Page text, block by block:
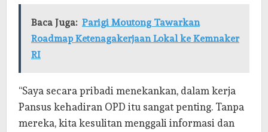
Baca Juga: Parigi Moutong Tawarkan
Roadmap Ketenagakerjaan Lokal ke Kemnaker
RI
“Saya secara pribadi menekankan, dalam kerja
Pansus kehadiran OPD itu sangat penting. Tanpa
mereka, kita kesulitan menggali informasi dan